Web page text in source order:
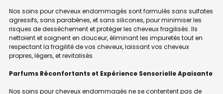
Nos soins pour cheveux endommagés sont formulés sans sulfates
agressifs, sans parabènes, et sans silicones, pour minimiser les
risques de dessèchement et protéger les cheveux fragilisés. Ils
nettoient et soignent en douceur, éliminant les impuretés tout en
respectant la fragilité de vos cheveux, laissant vos cheveux
propres, légers, et revitalisés.
Parfums Réconfortants et Expérience Sensorielle Apaisante
Nos soins pour cheveux endommagés ne se contentent pas de